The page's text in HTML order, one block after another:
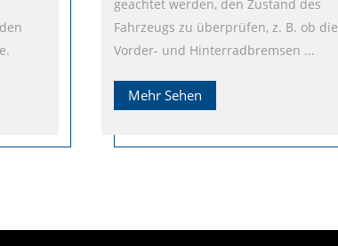
geachtet werden, den Zustand des
Fahrzeugs zu überprüfen, z. B. ob die
Vorder- und Hinterradbremsen ...
Mehr Sehen